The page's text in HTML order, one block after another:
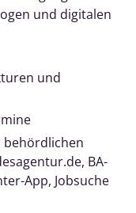
und digitalen
und
behördlichen
BA-
App, Jobsuche